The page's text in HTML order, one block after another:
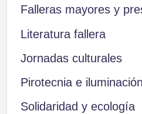
Falleras mayores y
Literatura fallera
Jornadas culturales
Pirotecnia e iluminación
Solidaridad y ecología